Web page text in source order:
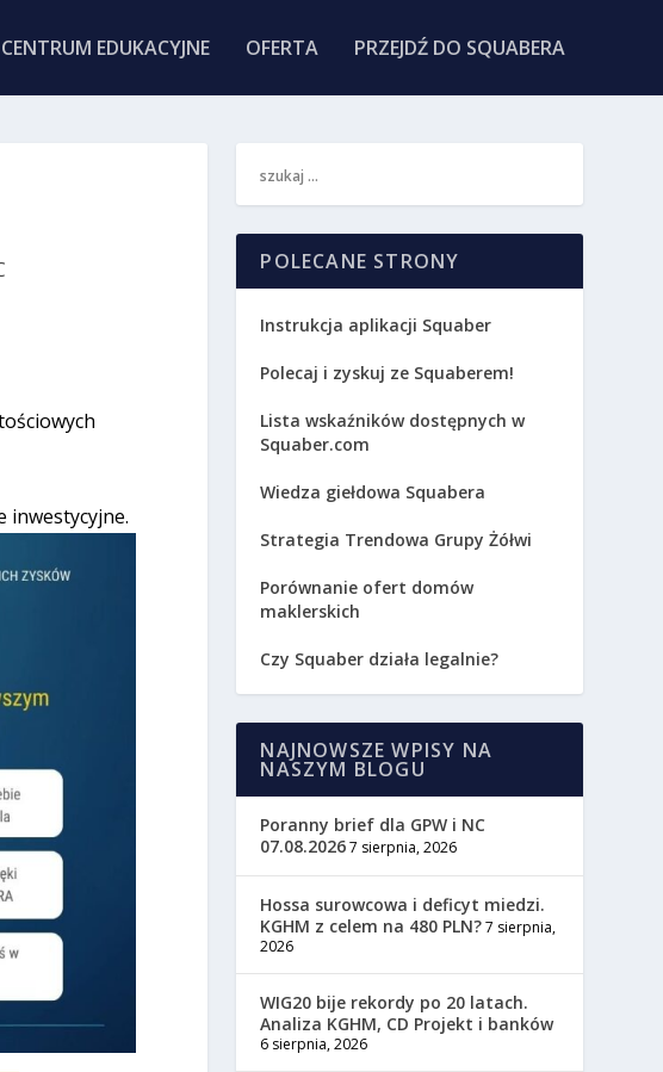
CENTRUM EDUKACYJNE OFERTA PRZEJDŹ DO SQUABERA
inwestycyjne.
POLECANE STRONY
Instrukcja aplikacji Squaber
Polecaj i zyskuj ze Squaberem!
Lista wskaźników dostępnych w
Squaber.com
Wiedza giełdowa Squabera
Strategia Trendowa Grupy Żółwi
Porównanie ofert domów
maklerskich
Czy Squaber działa legalnie?
NAJNOWSZE WPISY NA
NASZYM BLOGU
Poranny brief dla GPW i NC
07.08.20267 sierpnia, 2026
Hossa surowcowa i deficyt miedzi.
KGHM z celem na 480 PLN?7 sierpnia,
2026
WIG20 bije rekordy po 20 latach.
Analiza KGHM, CD Projekt i banków
6 sierpnia, 2026